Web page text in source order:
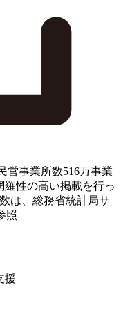
営事業所数516万事業
羅性の高い掲載を行っ
は、総務省統計局サ
照
援